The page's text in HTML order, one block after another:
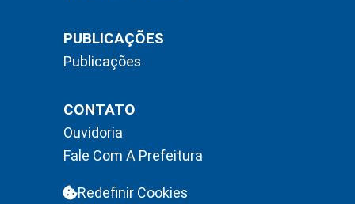
PUBLICAÇÕES
Publicações
CONTATO
Ouvidoria
Fale Com A Prefeitura
Redefinir Cookies